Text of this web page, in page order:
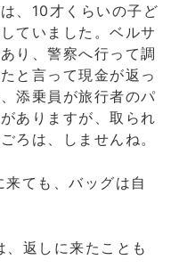
、10才くらいの子ど
ていました。ベルサ
り、警察へ行って調
と言って現金が返っ
添乗員が旅行者のパ
ありますが、取られ
ろは、しませんね。
ても、バッグは自
返しに来たことも